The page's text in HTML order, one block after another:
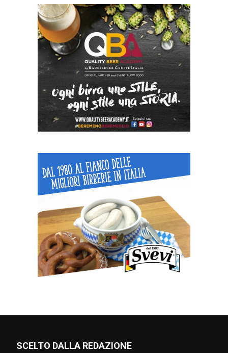
SCELTO DALLA REDAZIONE